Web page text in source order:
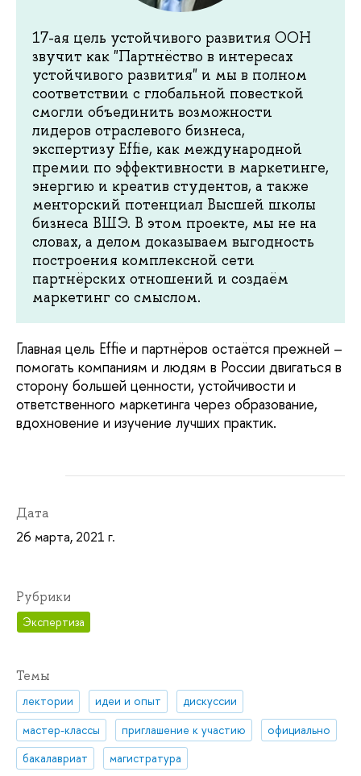
17-ая цель устойчивого развития ООН
звучит как "Партнёство в интересах
устойчивого развития" и мы в полном
соответствии с глобальной повесткой
смогли объединить возможности
лидеров отраслевого бизнеса,
экспертизу Effie, как международной
премии по эффективности в маркетинге,
энергию и креатив студентов, а также
менторский потенциал Высшей школы
бизнеса ВШЭ. В этом проекте, мы не на
словах, а делом доказываем выгодность
построения комплексной сети
партнёрских отношений и создаём
маркетинг со смыслом.
Главная цель Effie и партнёров остаётся прежней –
помогать компаниям и людям в России двигаться в
сторону большей ценности, устойчивости и
ответственного маркетинга через образование,
вдохновение и изучение лучших практик.
Дата
26 марта, 2021 г.
Рубрики
Экспертиза
Темы
лектории идеи и опыт
дискуссии
мастер-классы
приглашение к участию
официально
бакалавриат
магистратура